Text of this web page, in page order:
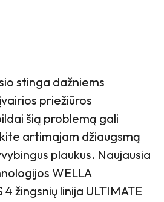
stinga dažniems
priežiūros
šią problemą gali
artimajam džiaugsmą
plaukus. Naujausia
WELLA
4 žingsnių linija ULTIMATE